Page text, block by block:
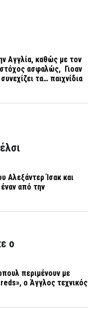
Αγγλία, καθώς με τον
ασφαλώς, Γιοαν
τα… παιχνίδια
Αλεξάντερ Ίσακ και
από την
ο
περιμένουν με
reds», ο Άγγλος τεχνικός